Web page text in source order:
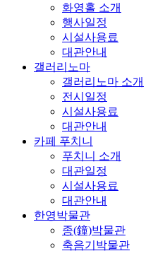
화영홀 소개
행사일정
시설사용료
대관안내
갤러리노마
갤러리노마 소개
전시일정
시설사용료
대관안내
카페 푸치니
푸치니 소개
대관일정
시설사용료
대관안내
한영박물관
종(鐘)박물관
축음기박물관